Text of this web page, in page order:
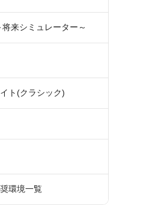
来シミュレーター～
ト(クラシック)
環境一覧